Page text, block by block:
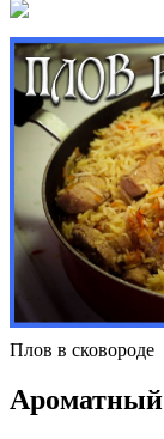
Плов в сковороде
Ароматный